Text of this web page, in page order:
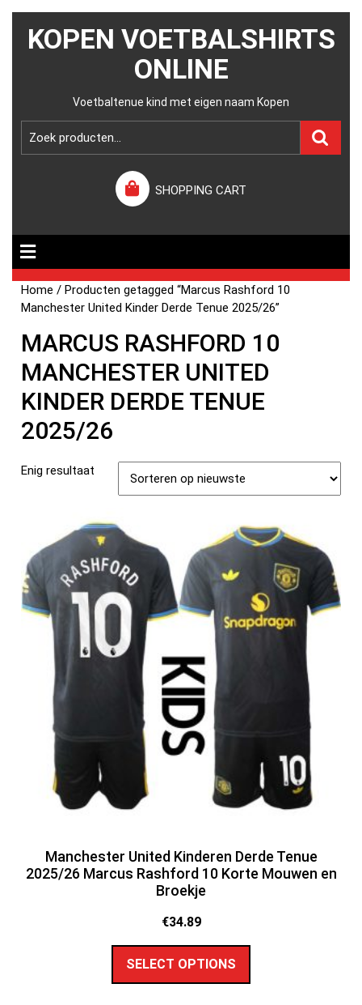
KOPEN VOETBALSHIRTS
ONLINE
Voetbaltenue kind met eigen naam Kopen
SHOPPING CART
Home / Producten getagged “Marcus Rashford 10
Manchester United Kinder Derde Tenue 2025/26”
MARCUS RASHFORD 10
MANCHESTER UNITED
KINDER DERDE TENUE
2025/26
Enig resultaat
Manchester United Kinderen Derde Tenue
2025/26 Marcus Rashford 10 Korte Mouwen en
Broekje
€34.89
SELECT OPTIONS